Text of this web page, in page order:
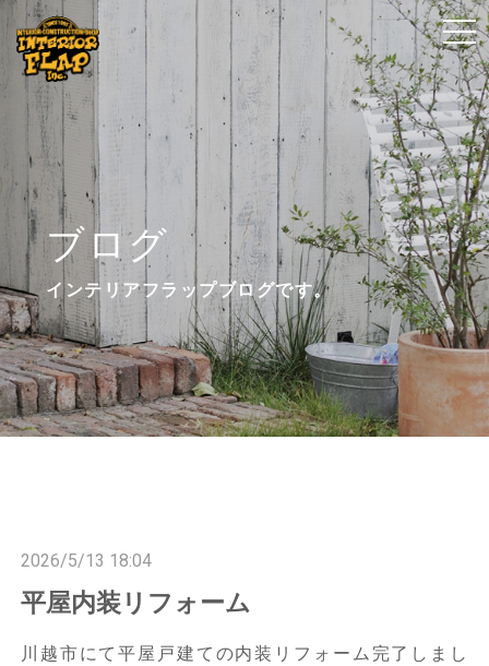
ブログ
インテリアフラップブログです。
2026/5/13 18:04
平屋内装リフォーム
川越市にて平屋戸建ての内装リフォーム完了しまし
t
o
g
g
l
e
n
a
v
i
g
a
t
t
o
g
g
l
e
n
a
v
i
g
a
t